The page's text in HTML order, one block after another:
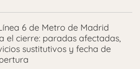
6 de Metro de Madrid
el cierre: paradas afectadas,
sustitutivos y fecha de